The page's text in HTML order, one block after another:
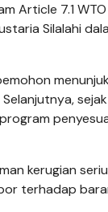
Article 7.1 WTO
Silalahi
kerugian
terhadap